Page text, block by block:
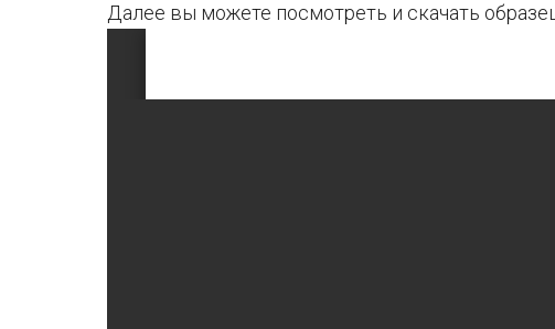
Далее вы можете посмотреть и скачать